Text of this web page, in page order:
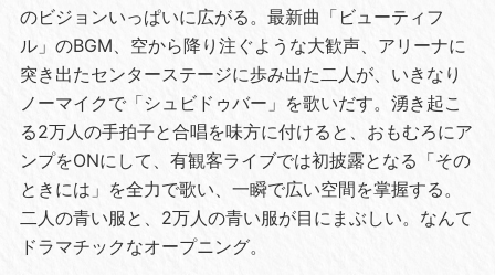
のビジョンいっぱいに広がる。最新曲「ビューティフ
ル」のBGM、空から降り注ぐような大歓声、アリーナに
突き出たセンターステージに歩み出た二人が、いきなり
ノーマイクで「シュビドゥバー」を歌いだす。湧き起こ
る2万人の手拍子と合唱を味方に付けると、おもむろにア
ンプをONにして、有観客ライブでは初披露となる「その
ときには」を全力で歌い、一瞬で広い空間を掌握する。
二人の青い服と、2万人の青い服が目にまぶしい。なんて
ドラマチックなオープニング。